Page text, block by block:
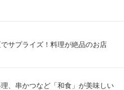
サプライズ！料理が絶品のお店
、串かつなど「和食」が美味しい